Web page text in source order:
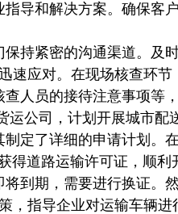
导和解决方案。确保客
持紧密的沟通渠道。及
速应对。在现场核查环
人员的接待注意事项等
运公司，计划开展城市配
定了详细的申请计划。
得道路运输许可证 ，顺
将到期，需要进行换证。
，指导企业对运输车辆